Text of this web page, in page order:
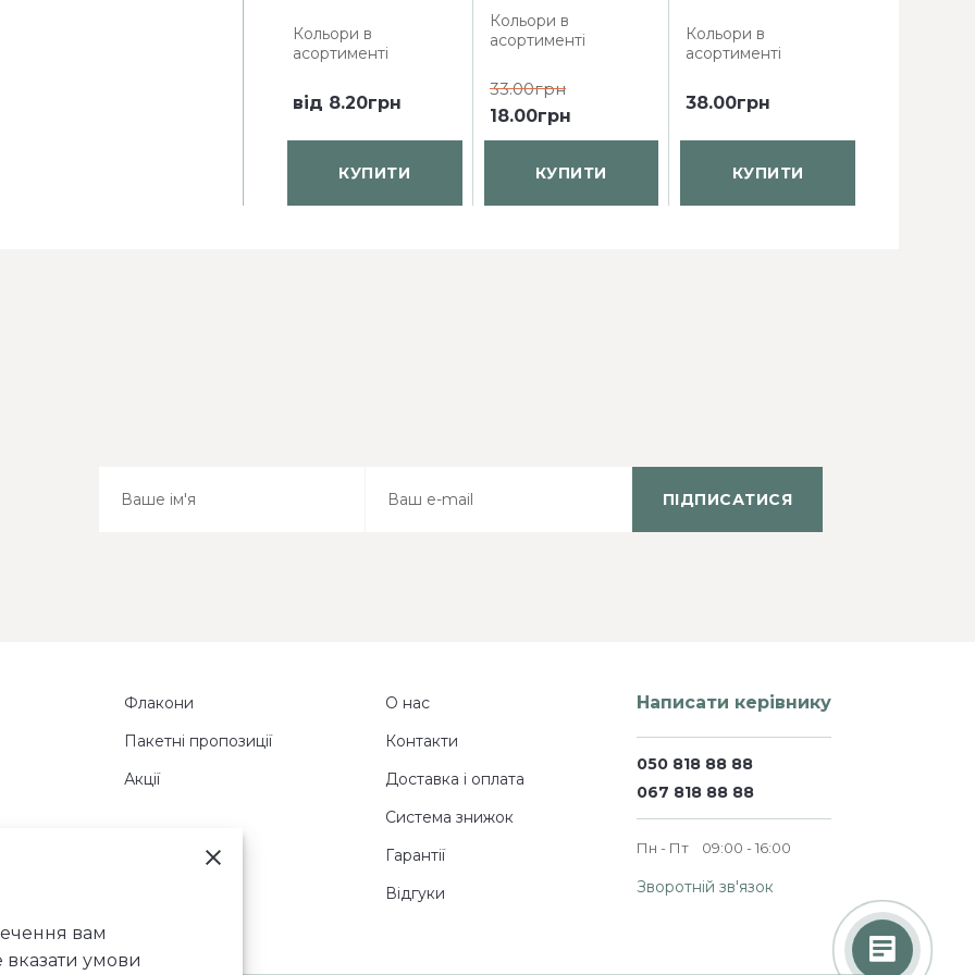
Кольори в
асортименті
від 8.20грн
КУПИТИ
Кольори в
асортименті
33.00грн
18.00грн
КУПИТИ
Кольори в
асортименті
38.00грн
КУПИТИ
ПІДПИСАТИСЯ
Флакони
Пакетні пропозиції
Акції
О нас
Контакти
Доставка і оплата
Система знижок
Гарантії
Відгуки
Написати керівнику
050 818 88 88
067 818 88 88
Пн - Пт 09:00 - 16:00
Зворотній зв'язок
вам
умови